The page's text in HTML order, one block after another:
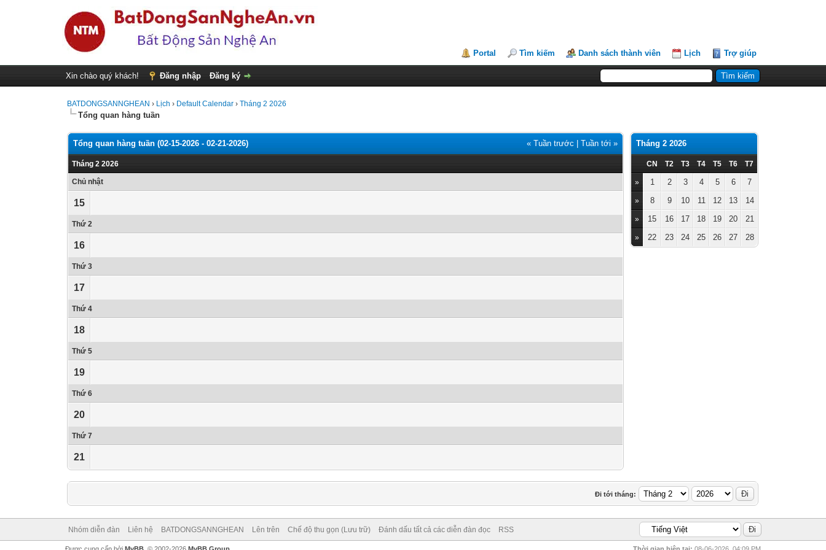
Portal Tìm kiếm Danh sách thành viên Lịch Trợ giúp
Xin chào quý khách! Đăng nhập Đăng ký
BATDONGSANNGHEAN › Lịch › Default Calendar ›Tháng 2 2026
Tổng quan hàng tuần
« Tuần trước |Tuần tới »
Tổng quan hàng tuần (02-15-2026 - 02-21-2026)
Tháng 2 2026
Chủ nhật
15
Thứ 2
16
Thứ 3
17
Thứ 4
18
Thứ 5
19
Thứ 6
20
Thứ 7
21
Tháng 2 2026
CN T2 T3 T4 T5 T6 T7
» 1 2 3 4 5 6 7
» 8 9 10 11 12 13 14
» 15 16 17 18 19 20 21
» 22 23 24 25 26 27 28
Đi tới tháng:
Nhóm diễn đàn Liên hệ BATDONGSANNGHEAN Lên trên Chế độ thu gọn (Lưu trữ) Đánh dấu tất cả các diễn đàn đọc RSS